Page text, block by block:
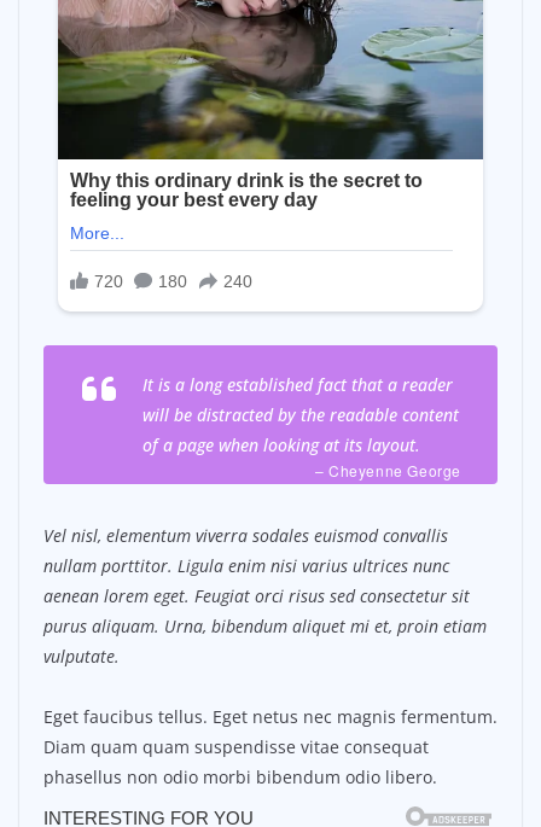
It is a long established fact that a reader
will be distracted by the readable content
of a page when looking at its layout.
– Cheyenne George
Vel nisl, elementum viverra sodales euismod convallis
nullam porttitor. Ligula enim nisi varius ultrices nunc
aenean lorem eget. Feugiat orci risus sed consectetur sit
purus aliquam. Urna, bibendum aliquet mi et, proin etiam
vulputate.
Eget faucibus tellus. Eget netus nec magnis fermentum.
Diam quam quam suspendisse vitae consequat
phasellus non odio morbi bibendum odio libero.